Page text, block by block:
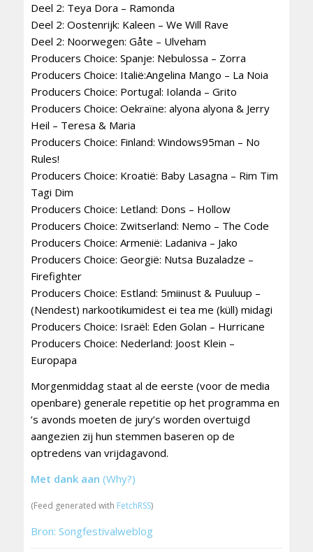
Deel 2: Teya Dora – Ramonda
Deel 2: Oostenrijk: Kaleen – We Will Rave
Deel 2: Noorwegen: Gåte – Ulveham
Producers Choice: Spanje: Nebulossa – Zorra
Producers Choice: Italië:Angelina Mango – La Noia
Producers Choice: Portugal: Iolanda – Grito
Producers Choice: Oekraïne: alyona alyona & Jerry
Heil – Teresa & Maria
Producers Choice: Finland: Windows95man – No
Rules!
Producers Choice: Kroatië: Baby Lasagna – Rim Tim
Tagi Dim
Producers Choice: Letland: Dons – Hollow
Producers Choice: Zwitserland: Nemo – The Code
Producers Choice: Armenië: Ladaniva – Jako
Producers Choice: Georgië: Nutsa Buzaladze –
Firefighter
Producers Choice: Estland: 5miinust & Puuluup –
(Nendest) narkootikumidest ei tea me (küll) midagi
Producers Choice: Israël: Eden Golan – Hurricane
Producers Choice: Nederland: Joost Klein –
Europapa
Morgenmiddag staat al de eerste (voor de media
openbare) generale repetitie op het programma en
’s avonds moeten de jury’s worden overtuigd
aangezien zij hun stemmen baseren op de
optredens van vrijdagavond.
Met dank aan (Why?)
(Feed generated with FetchRSS)
Bron: Songfestivalweblog